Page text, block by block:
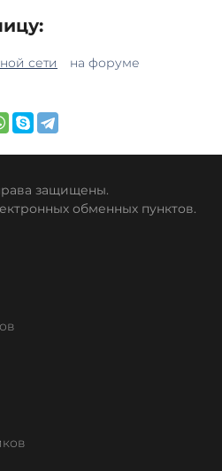
сети
на форуме
защищены.
обменных пунктов.